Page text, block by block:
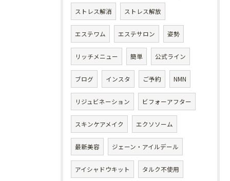
ストレス解消 ストレス解放
エステワム エステサロン 姿勢
リッチメニュー 簡単 公式ライン
ブログ インスタ ご予約 NMN
リジュビネーション ビフォーアフター
スキンケアメイク エクソソーム
最新美容 ジェーン・アイルデール
アイシャドウキット タルク不使用